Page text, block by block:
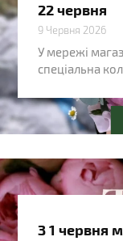
22 червня
9 Червня 2026
У мережі
спеціальна
З 1 червня